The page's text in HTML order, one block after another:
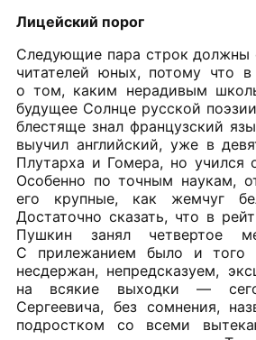
Лицейский порог
Следующие пара строк должны
читателей юных, потому что
о том, каким нерадивым
будущее Солнце русской
блестяще знал французский
выучил английский, уже в
Плутарха и Гомера, но учился
Особенно по точным наукам,
его крупные, как жемчуг
Достаточно сказать, что в
Пушкин занял четвертое
С прилежанием было и того
несдержан, непредсказуем,
на всякие выходки —
Сергеевича, без сомнения,
подростком со всеми